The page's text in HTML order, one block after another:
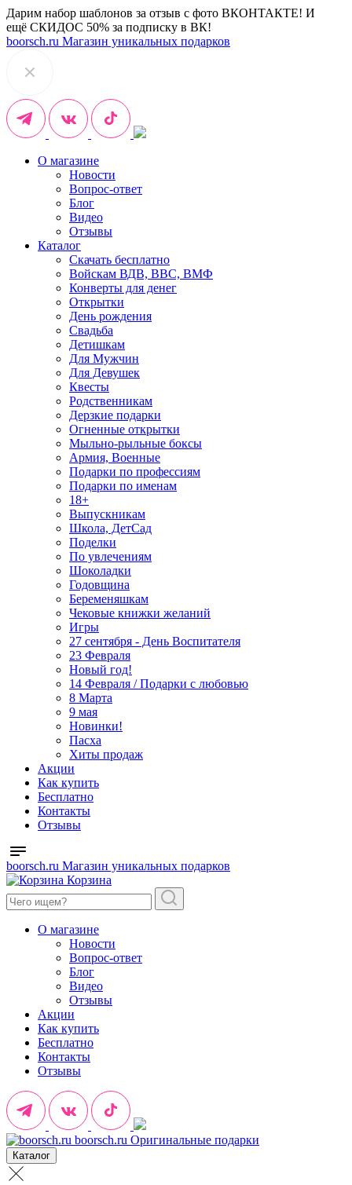
Дарим набор шаблонов за отзыв с фото ВКОНТАКТЕ! И
ещё СКИДОС 50% за подписку в ВК!
boorsch.ru Магазин уникальных подарков
О магазине
Новости
Вопрос-ответ
Блог
Видео
Отзывы
Каталог
Скачать бесплатно
Войскам ВДВ, ВВС, ВМФ
Конверты для денег
Открытки
День рождения
Свадьба
Детишкам
Для Мужчин
Для Девушек
Квесты
Родственникам
Дерзкие подарки
Огненные открытки
Мыльно-рыльные боксы
Армия, Военные
Подарки по профессиям
Подарки по именам
18+
Выпускникам
Школа, ДетСад
Поделки
По увлечениям
Шоколадки
Годовщина
Беременяшкам
Чековые книжки желаний
Игры
27 сентября - День Воспитателя
23 Февраля
Новый год!
14 Февраля / Подарки с любовью
8 Марта
9 мая
Новинки!
Пасха
Хиты продаж
Акции
Как купить
Бесплатно
Контакты
Отзывы
boorsch.ru Магазин уникальных подарков
Корзина
О магазине
Новости
Вопрос-ответ
Блог
Видео
Отзывы
Акции
Как купить
Бесплатно
Контакты
Отзывы
boorsch.ru Оригинальные подарки
Каталог